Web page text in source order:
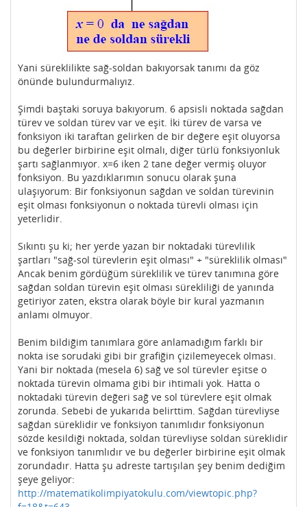
Yani süreklilikte sağ-soldan bakıyorsak tanımı da göz
önünde bulundurmalıyız.
Şimdi baştaki soruya bakıyorum. 6 apsisli noktada sağdan
türev ve soldan türev var ve eşit. İki türev de varsa ve
fonksiyon iki taraftan gelirken de bir değere eşit oluyorsa
bu değerler birbirine eşit olmalı, diğer türlü fonksiyonluk
şartı sağlanmıyor. x=6 iken 2 tane değer vermiş oluyor
fonksiyon. Bu yazdıklarımın sonucu olarak şuna
ulaşıyorum: Bir fonksiyonun sağdan ve soldan türevinin
eşit olması fonksiyonun o noktada türevli olması için
yeterlidir.
Sıkıntı şu ki; her yerde yazan bir noktadaki türevlilik
şartları "sağ-sol türevlerin eşit olması" + "süreklilik olması"
Ancak benim gördüğüm süreklilik ve türev tanımına göre
sağdan soldan türevin eşit olması sürekliliği de yanında
getiriyor zaten, ekstra olarak böyle bir kural yazmanın
anlamı olmuyor.
Benim bildiğim tanımlara göre anlamadığım farklı bir
nokta ise sorudaki gibi bir grafiğin çizilemeyecek olması.
Yani bir noktada (mesela 6) sağ ve sol türevler eşitse o
noktada türevin olmama gibi bir ihtimali yok. Hatta o
noktadaki türevin değeri sağ ve sol türevlere eşit olmak
zorunda. Sebebi de yukarıda belirttim. Sağdan türevliyse
sağdan süreklidir ve fonksiyon tanımlıdır fonksiyonun
sözde kesildiği noktada, soldan türevliyse soldan süreklidir
ve fonksiyon tanımlıdır ve bu değerler birbirine eşit olmak
zorundadır. Hatta şu adreste tartışılan şey benim dediğim
şeye geliyor:
http://matematikolimpiyatokulu.com/viewtopic.php?